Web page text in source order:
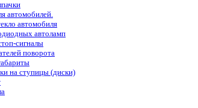
автомобилей.
автомобиля
автоламп
сигналы
поворота
на ступицы (диски)